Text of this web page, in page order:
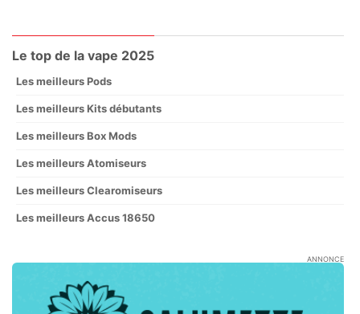
Le top de la vape 2025
Les meilleurs Pods
Les meilleurs Kits débutants
Les meilleurs Box Mods
Les meilleurs Atomiseurs
Les meilleurs Clearomiseurs
Les meilleurs Accus 18650
ANNONCE